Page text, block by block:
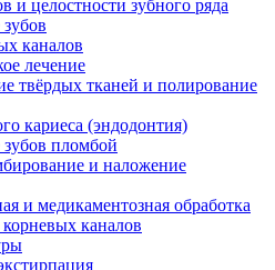
и целостности зубного ряда
каналов
лечение
твёрдых тканей и полирование
кариеса (эндодонтия)
пломбой
и наложение
и медикаментозная обработка
каналов